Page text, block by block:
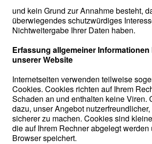
und kein Grund zur Annahme besteht,
überwiegendes schutzwürdiges
Nichtweitergabe Ihrer Daten haben.
Erfassung allgemeiner
unserer Website
Internetseiten verwenden teilweise
Cookies. Cookies richten auf Ihrem
Schaden an und enthalten keine Viren.
dazu, unser Angebot
sicherer zu machen. Cookies sind
die auf Ihrem Rechner abgelegt werden
Browser speichert.